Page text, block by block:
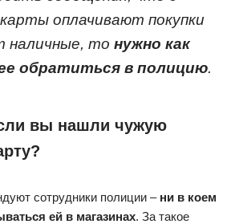
оплачивают покупки
наличные, то нужно как
обратиться в полицию.
вы нашли чужую
сотрудники полиции – ни в коем
ей в магазинах. За такое